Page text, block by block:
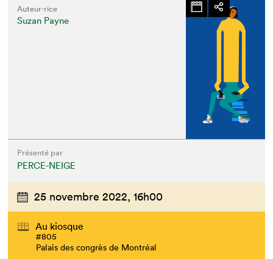
Auteur·rice
Suzan Payne
Présenté par
PERCE-NEIGE
25 novembre 2022, 16h00
Au kiosque
#805
Palais des congrès de Montréal